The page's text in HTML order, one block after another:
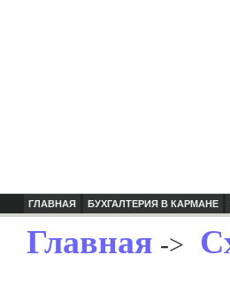
ГЛАВНАЯ БУХГАЛТЕРИЯ В КАРМАНЕ
Главная ->